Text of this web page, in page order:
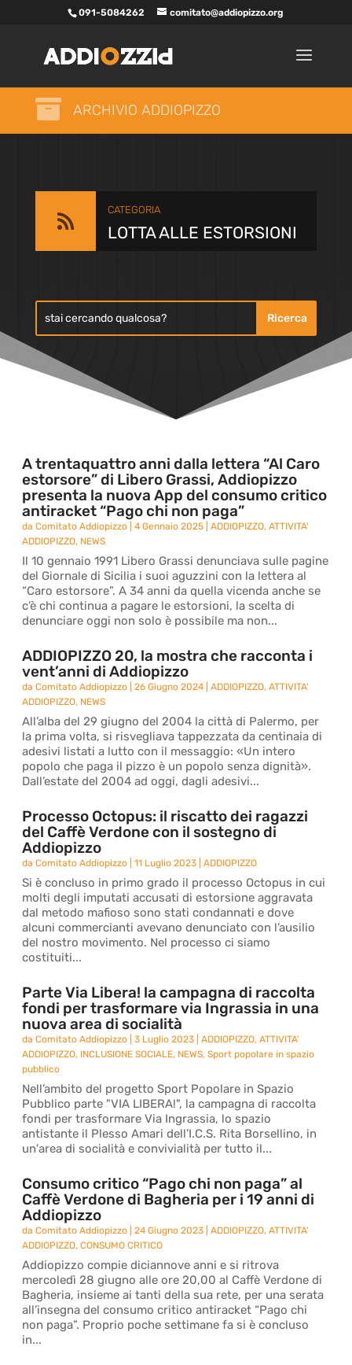
091-5084262 comitato@addiopizzo.org
 ARCHIVIO ADDIOPIZZO

CATEGORIA
LOTTA ALLE ESTORSIONI
A trentaquattro anni dalla lettera “Al Caro
estorsore” di Libero Grassi, Addiopizzo
presenta la nuova App del consumo critico
antiracket “Pago chi non paga”
daComitato Addiopizzo |4 Gennaio 2025 |ADDIOPIZZO,ATTIVITA'
ADDIOPIZZO, NEWS
Il 10 gennaio 1991 Libero Grassi denunciava sulle pagine
del Giornale di Sicilia i suoi aguzzini con la lettera al
“Caro estorsore”. A 34 anni da quella vicenda anche se
c’è chi continua a pagare le estorsioni, la scelta di
denunciare oggi non solo è possibile ma non...
ADDIOPIZZO 20, la mostra che racconta i
vent’anni di Addiopizzo
daComitato Addiopizzo |26 Giugno 2024 |ADDIOPIZZO,ATTIVITA'
ADDIOPIZZO, NEWS
All’alba del 29 giugno del 2004 la città di Palermo, per
la prima volta, si risvegliava tappezzata da centinaia di
adesivi listati a lutto con il messaggio: «Un intero
popolo che paga il pizzo è un popolo senza dignità».
Dall’estate del 2004 ad oggi, dagli adesivi...
Processo Octopus: il riscatto dei ragazzi
del Caffè Verdone con il sostegno di
Addiopizzo
daComitato Addiopizzo |11 Luglio 2023 |ADDIOPIZZO
Si è concluso in primo grado il processo Octopus in cui
molti degli imputati accusati di estorsione aggravata
dal metodo mafioso sono stati condannati e dove
alcuni commercianti avevano denunciato con l’ausilio
del nostro movimento. Nel processo ci siamo
costituiti...
Parte Via Libera! la campagna di raccolta
fondi per trasformare via Ingrassia in una
nuova area di socialità
daComitato Addiopizzo |3 Luglio 2023 |ADDIOPIZZO,ATTIVITA'
ADDIOPIZZO, INCLUSIONE SOCIALE, NEWS,Sport popolare in spazio
pubblico
Nell’ambito del progetto Sport Popolare in Spazio
Pubblico parte "VIA LIBERA!", la campagna di raccolta
fondi per trasformare Via Ingrassia, lo spazio
antistante il Plesso Amari dell’I.C.S. Rita Borsellino, in
un'area di socialità e convivialità per tutto il...
Consumo critico “Pago chi non paga” al
Caffè Verdone di Bagheria per i 19 anni di
Addiopizzo
daComitato Addiopizzo |24 Giugno 2023 |ADDIOPIZZO,ATTIVITA'
ADDIOPIZZO,CONSUMO CRITICO
Addiopizzo compie diciannove anni e si ritrova
mercoledì 28 giugno alle ore 20,00 al Caffè Verdone di
Bagheria, insieme ai tanti della sua rete, per una serata
all’insegna del consumo critico antiracket “Pago chi
non paga”. Proprio poche settimane fa si è concluso
in...